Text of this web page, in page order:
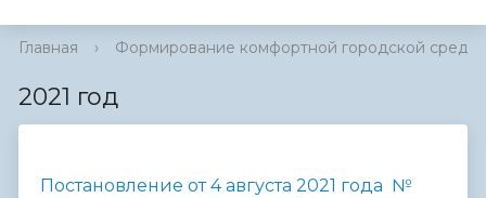
Главная › Формирование комфортной городской среды
2021 год
Постановление от 4 августа 2021 года №